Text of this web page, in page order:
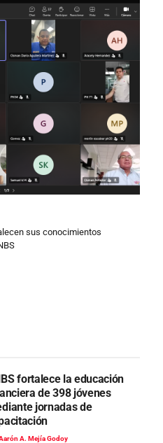
sus conocimientos
fortalece la educación
de 398 jóvenes
jornadas de
A. Mejía Godoy